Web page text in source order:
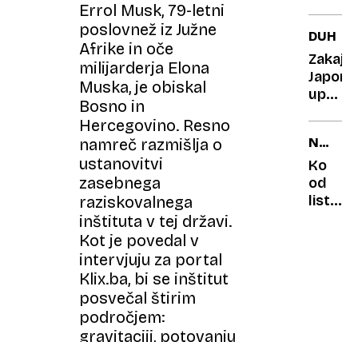
Errol Musk, 79-letni
poslovnež iz Južne
Afrike in oče
milijarderja Elona
Muska, je obiskal
Bosno in
Hercegovino. Resno
namreč razmišlja o
ustanovitvi
zasebnega
raziskovalnega
inštituta v tej državi.
Kot je povedal v
intervjuju za portal
Klix.ba, bi se inštitut
posvečal štirim
področjem:
gravitaciji, potovanju
v
tujem
jeziku
Zakaj
ko
sije
sonce?
GOSTJE
Ko
od
listov